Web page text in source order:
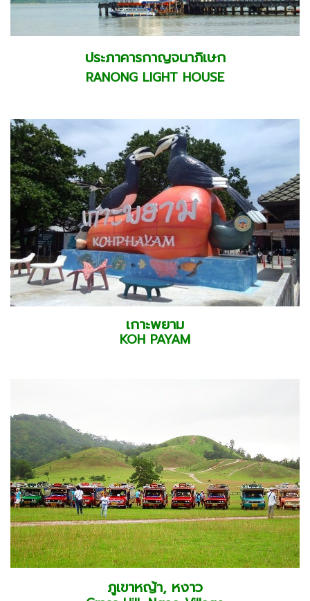
ประภาคารกาญจนาภิเษก
RANONG LIGHT HOUSE
เกาะพยาม
KOH PAYAM
ภูเขาหญ้า, หงาว